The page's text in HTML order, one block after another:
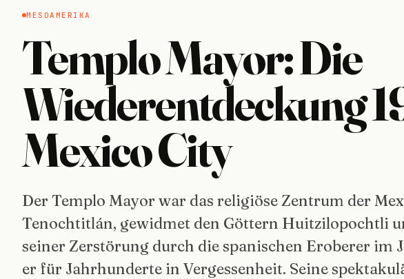
MESOAMERIKA
Templo Mayor: Die
Wiederentdeckung
Mexico City
Der Templo Mayor war das religiöse Zentrum der
Tenochtitlán, gewidmet den Göttern Huitzilopochtli
seiner Zerstörung durch die spanischen Eroberer im
er für Jahrhunderte in Vergessenheit. Seine